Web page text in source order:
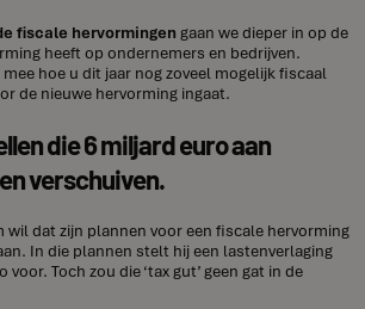
fiscale hervormingen gaan we dieper in op de
heeft op ondernemers en bedrijven.
hoe u dit jaar nog zoveel mogelijk fiscaal
de nieuwe hervorming ingaat.
die 6 miljard euro aan
verschuiven.
wil dat zijn plannen voor een fiscale hervorming
In die plannen stelt hij een lastenverlaging
Toch zou die ‘tax gut’ geen gat in de